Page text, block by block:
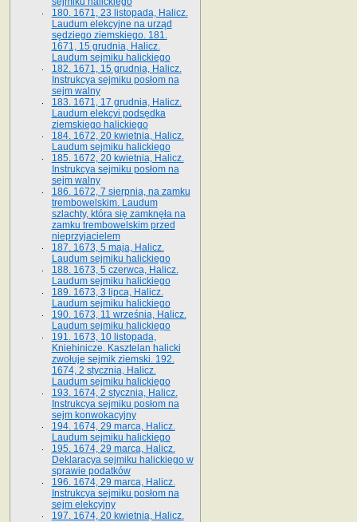
180. 1671, 23 listopada, Halicz.
Laudum elekcyjne na urząd
sędziego ziemskiego. 181.
1671, 15 grudnia, Halicz.
Laudum sejmiku halickiego
182. 1671, 15 grudnia, Halicz.
Instrukcya sejmiku posłom na
sejm walny
183. 1671, 17 grudnia, Halicz.
Laudum elekcyi podsędka
ziemskiego halickiego
184. 1672, 20 kwietnia, Halicz.
Laudum sejmiku halickiego
185. 1672, 20 kwietnia, Halicz.
Instrukcya sejmiku posłom na
sejm walny
186. 1672, 7 sierpnia, na zamku
trembowelskim. Laudum
szlachty, która się zamknęła na
zamku trembowelskim przed
nieprzyjacielem
187. 1673, 5 maja, Halicz.
Laudum sejmiku halickiego
188. 1673, 5 czerwca, Halicz.
Laudum sejmiku halickiego
189. 1673, 3 lipca, Halicz.
Laudum sejmiku halickiego
190. 1673, 11 września, Halicz.
Laudum sejmiku halickiego
191. 1673, 10 listopada,
Kniehinicze. Kasztelan halicki
zwołuje sejmik ziemski. 192.
1674, 2 stycznia, Halicz.
Laudum sejmiku halickiego
193. 1674, 2 stycznia, Halicz.
Instrukcya sejmiku posłom na
sejm konwokacyjny
194. 1674, 29 marca, Halicz.
Laudum sejmiku halickiego
195. 1674, 29 marca, Halicz.
Deklaracya sejmiku halickiego w
sprawie podatków
196. 1674, 29 marca, Halicz.
Instrukcya sejmiku posłom na
sejm elekcyjny
197. 1674, 20 kwietnia, Halicz.